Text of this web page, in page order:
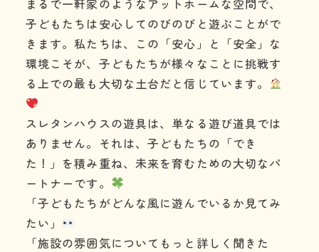
子どもたちは安心してのびのびと遊ぶことがで
きます。私たちは、この「安心」と「安全」な
環境こそが、子どもたちが様々なことに挑戦す
る上での最も大切な土台だと信じています。
スレタンハウスの遊具は、単なる遊び道具では
ありません。それは、子どもたちの「でき
た！」を積み重ね、未来を育むための大切なパ
ートナーです。
「子どもたちがどんな風に遊んでいるか見てみ
たい」
「施設の雰囲気についてもっと詳しく聞きた